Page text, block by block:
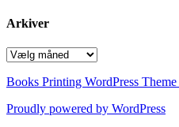
Arkiver
Arkiver
Books Printing WordPress Theme
Proudly powered by WordPress